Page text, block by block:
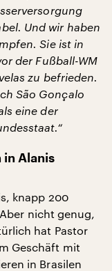
Und wir haben
Sie ist in
der Fußball-WM
zu befrieden.
São Gonçalo
eine der
in Alanis
knapp 200
nicht genug,
hat Pastor
Geschäft mit
in Brasilen